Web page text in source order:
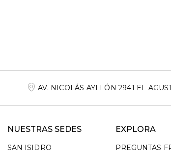
AV. NICOLÁS AYLLÓN 2941 EL
NUESTRAS SEDES
SAN ISIDRO
EXPLORA
PREGUNTAS